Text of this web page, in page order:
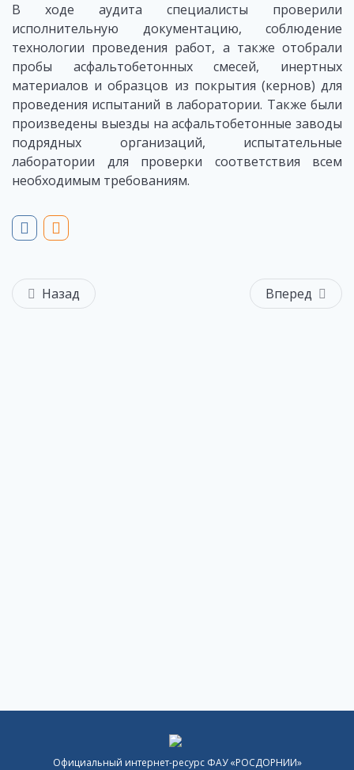
В ходе аудита специалисты проверили
исполнительную документацию, соблюдение
технологии проведения работ, а также отобрали
пробы асфальтобетонных смесей, инертных
материалов и образцов из покрытия (кернов) для
проведения испытаний в лаборатории. Также были
произведены выезды на асфальтобетонные заводы
подрядных организаций, испытательные
лаборатории для проверки соответствия всем
необходимым требованиям.
Назад Вперед
Официальный интернет-ресурс ФАУ «РОСДОРНИИ»